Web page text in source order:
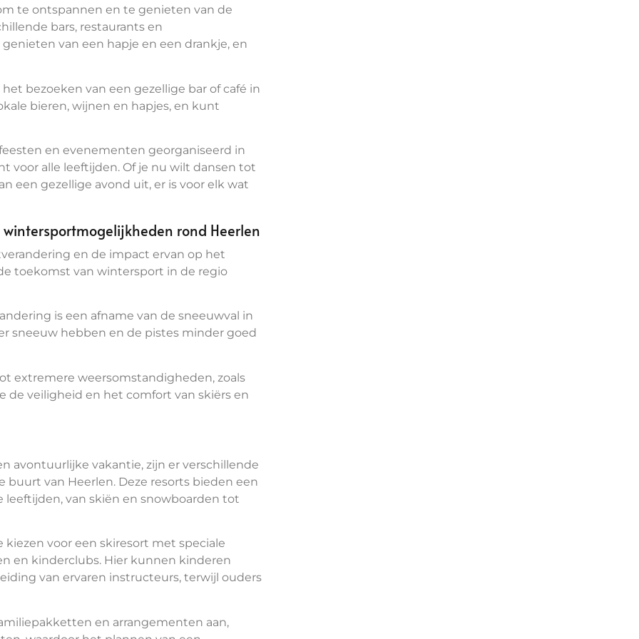
te ontspannen en te genieten van de
bars, restaurants en
van een hapje en een drankje, en
bezoeken van een gezellige bar of café in
bieren, wijnen en hapjes, en kunt
en evenementen georganiseerd in
voor alle leeftijden. Of je nu wilt dansen tot
een gezellige avond uit, er is voor elk wat
rond Heerlen
en de impact ervan op het
toekomst van wintersport in de regio
is een afname van de sneeuwval in
sneeuw hebben en de pistes minder goed
extremere weersomstandigheden, zoals
de veiligheid en het comfort van skiërs en
avontuurlijke vakantie, zijn er verschillende
van Heerlen. Deze resorts bieden een
leeftijden, van skiën en snowboarden tot
voor een skiresort met speciale
en kinderclubs. Hier kunnen kinderen
van ervaren instructeurs, terwijl ouders
en arrangementen aan,